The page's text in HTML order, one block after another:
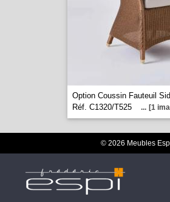
Option Coussin Fauteuil
Réf. C1320/T525
... [1
© 2026 Meubles